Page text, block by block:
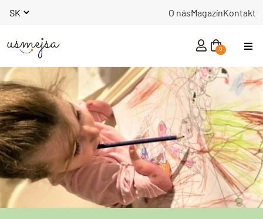
O násMagazínKontakt
NOVINKY
MUŽI
ŽENY
INÉ
0